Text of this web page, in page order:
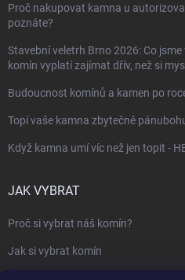
Proč nakupovat kamna u
poznáte?
Stavební veletrh Brno 2026: Co
komín vyplatí zajímat dřív, než si
Budoucnost komínů a kamen po
Topí vaše kamna zbytečně
Když kamna umí víc než jen topit -
JAK VYBRAT
Proč si vybrat náš komín?
Jak si vybrat komín